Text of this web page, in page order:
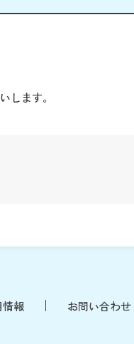
します。
情報 お問い合わせ